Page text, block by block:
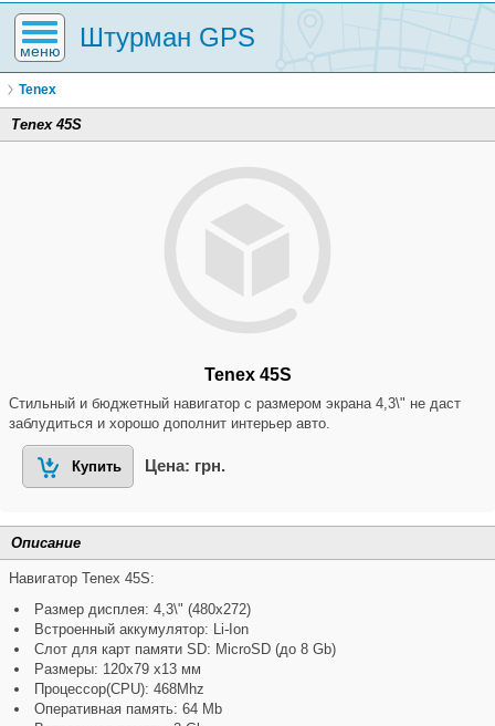
меню Штурман GPS
Tenex
Tenex 45S
Tenex 45S
Стильный и бюджетный навигатор с размером экрана 4,3\" не даст
заблудиться и хорошо дополнит интерьер авто.
Купить Цена: грн.
Описание
Навигатор Tenex 45S:
Размер дисплея: 4,3\" (480x272)
Встроенный аккумулятор: Li-Ion
Слот для карт памяти SD: MicroSD (до 8 Gb)
Размеры: 120x79 x13 мм
Процессор(CPU): 468Mhz
Оперативная память: 64 Mb